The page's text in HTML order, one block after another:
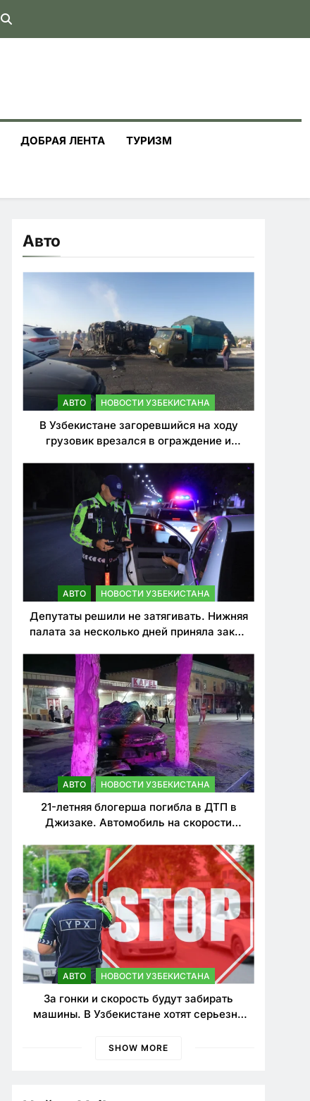
ДОБРАЯ ЛЕНТА ТУРИЗМ
Авто
АВТО НОВОСТИ УЗБЕКИСТАНА
В Узбекистане загоревшийся на ходу
грузовик врезался в ограждение и
АВТО НОВОСТИ УЗБЕКИСТАНА
Депутаты решили не затягивать. Нижняя
палата за несколько дней приняла закон
нарушителей ПДД
АВТО НОВОСТИ УЗБЕКИСТАНА
21-летняя блогерша погибла в ДТП в
Джизаке. Автомобиль на скорости
АВТО НОВОСТИ УЗБЕКИСТАНА
За гонки и скорость будут забирать
машины. В Узбекистане хотят серьезно
SHOW MORE